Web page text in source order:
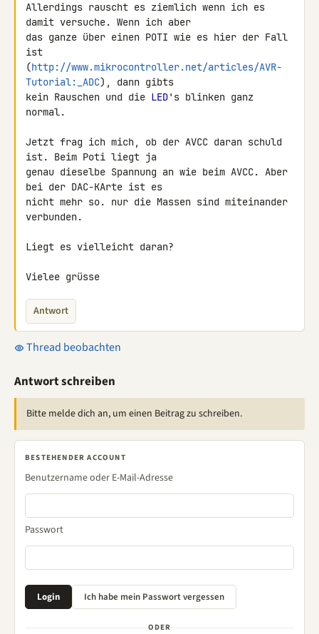
Allerdings rauscht es ziemlich wenn ich es
damit versuche. Wenn ich aber
das ganze über einen POTI wie es hier der Fall
ist
(http://www.mikrocontroller.net/articles/AVR-
Tutorial:_ADC), dann gibts
kein Rauschen und die LED's blinken ganz
normal.
Jetzt frag ich mich, ob der AVCC daran schuld
ist. Beim Poti liegt ja
genau dieselbe Spannung an wie beim AVCC. Aber
bei der DAC-KArte ist es
nicht mehr so. nur die Massen sind miteinander
verbunden.
Liegt es vielleicht daran?
Vielee grüsse
Antwort
Thread beobachten
Antwort schreiben
Bitte melde dich an, um einen Beitrag zu schreiben.
BESTEHENDER ACCOUNT
Benutzername oder E-Mail-Adresse
Passwort
ODER